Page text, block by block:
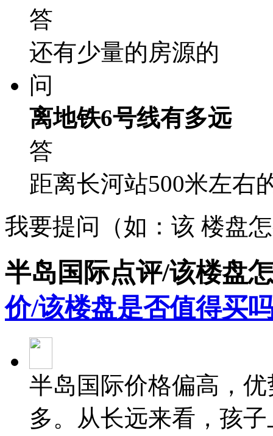
答
还有少量的房源的
问
离地铁6号线有多远
答
距离长河站500米左右
我要提问（如：该 楼盘
半岛国际点评/该楼盘
价/该楼盘是否值得买
半岛国际价格偏高，
多。从长远来看，孩